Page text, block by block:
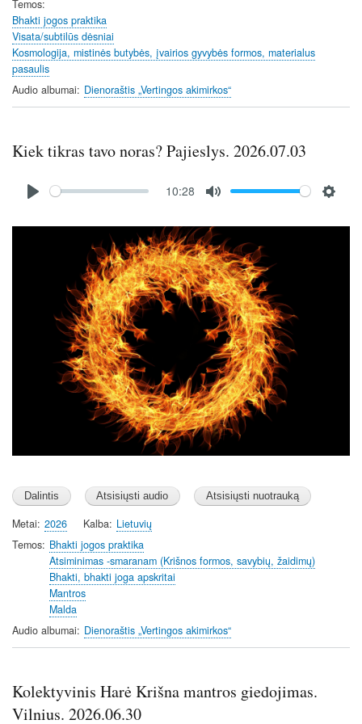
Temos
Bhakti jogos praktika
Visata/subtilūs dėsniai
Kosmologija, mistinės butybės, įvairios gyvybės formos, materialus
pasaulis
Audio albumai
Dienoraštis „Vertingos akimirkos“
Kiek tikras tavo noras? Pajieslys. 2026.07.03
l
10:28
u
t
e
e
Metai 2026 Kalba Lietuvių
Temos Bhakti jogos praktika
Atsiminimas -smaranam (Krišnos formos, savybių, žaidimų)
Bhakti, bhakti joga apskritai
Mantros
Malda
Audio albumai
Dienoraštis „Vertingos akimirkos“
Kolektyvinis Harė Krišna mantros giedojimas.
Vilnius. 2026.06.30